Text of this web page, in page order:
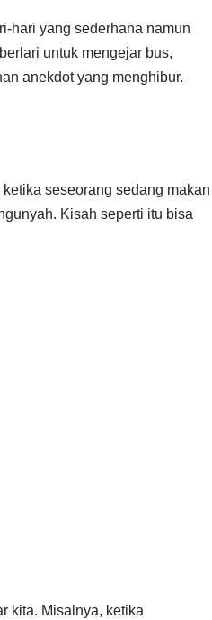
hari yang sederhana namun
untuk mengejar bus,
anekdot yang menghibur.
seseorang sedang makan
Kisah seperti itu bisa
kita. Misalnya, ketika